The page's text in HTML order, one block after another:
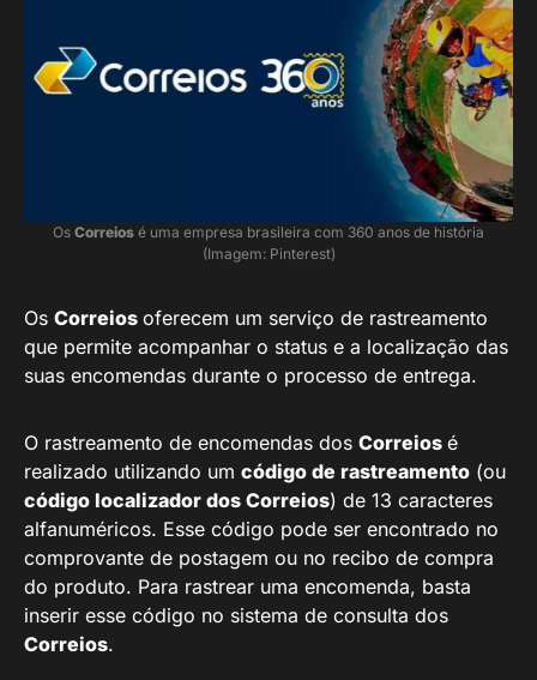
Os Correios é uma empresa brasileira com 360 anos de história
(Imagem: Pinterest)
Os Correios oferecem um serviço de rastreamento
que permite acompanhar o status e a localização das
suas encomendas durante o processo de entrega.
O rastreamento de encomendas dos Correios é
realizado utilizando um código de rastreamento (ou
código localizador dos Correios) de 13 caracteres
alfanuméricos. Esse código pode ser encontrado no
comprovante de postagem ou no recibo de compra
do produto. Para rastrear uma encomenda, basta
inserir esse código no sistema de consulta dos
Correios.